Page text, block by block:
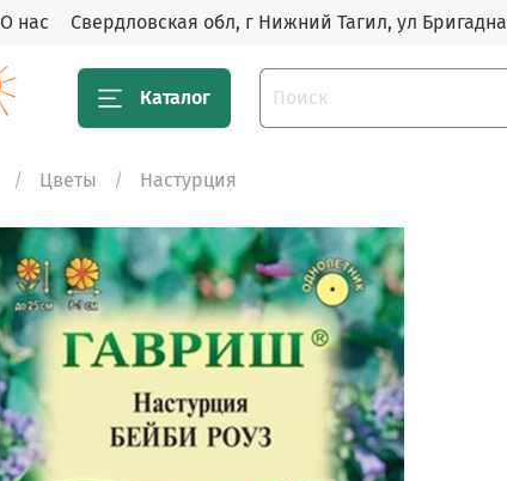
О нас Свердловская обл, г Нижний Тагил, ул
Каталог
Цветы Настурция